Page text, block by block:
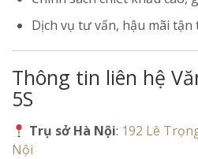
Dịch vụ tư vấn, hậu mãi tận
Thông tin liên hệ
5S
Trụ sở Hà Nội: 192 Lê
Nội